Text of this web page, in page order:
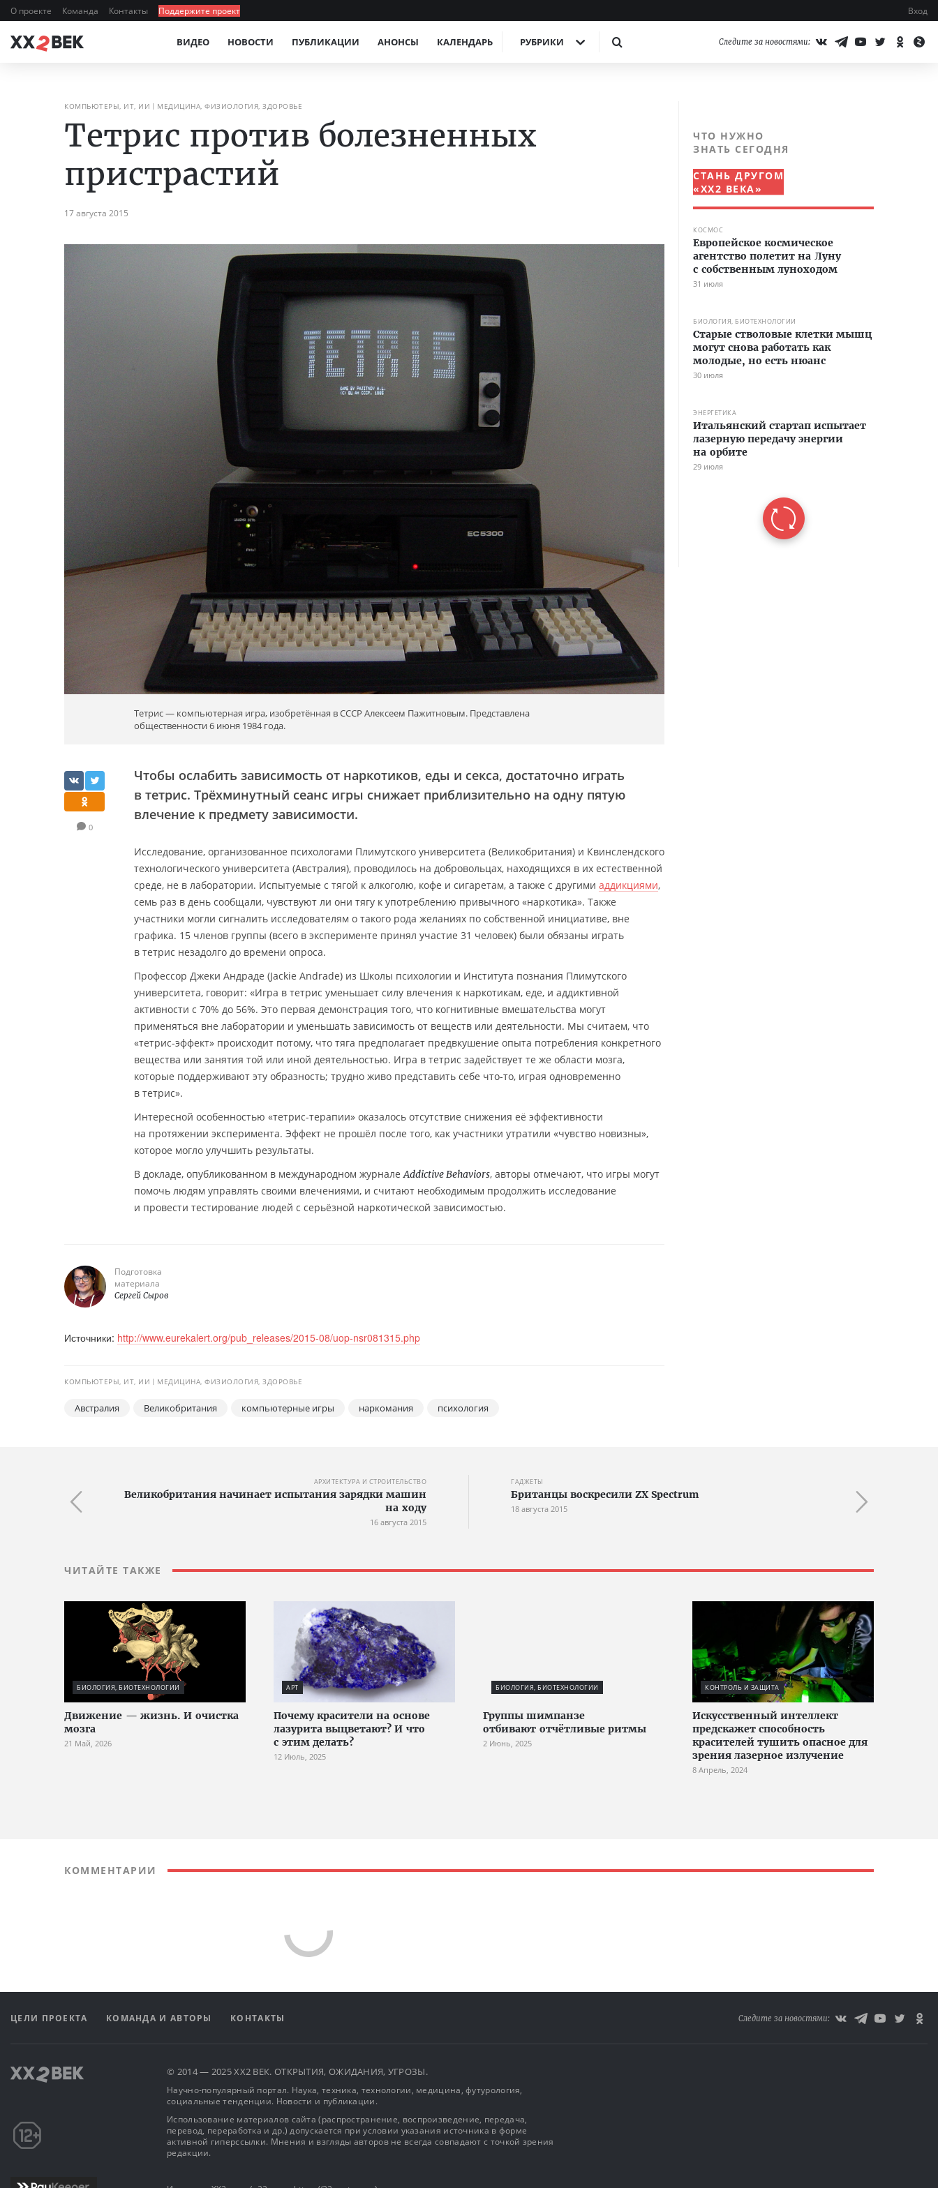
О проекте Команда Контакты Поддержите проект Вход
ВИДЕО НОВОСТИ ПУБЛИКАЦИИ АНОНСЫ КАЛЕНДАРЬ РУБРИКИ Следите за новостями:
КОМПЬЮТЕРЫ, ИТ, ИИ МЕДИЦИНА, ФИЗИОЛОГИЯ, ЗДОРОВЬЕ
Тетрис против болезненных
пристрастий
17 августа 2015
Тетрис — компьютерная игра, изобретённая в СССР Алексеем Пажитновым. Представлена
общественности 6 июня 1984 года.
0
Чтобы ослабить зависимость от наркотиков, еды и секса, достаточно играть
в тетрис. Трёхминутный сеанс игры снижает приблизительно на одну пятую
влечение к предмету зависимости.
Исследование, организованное психологами Плимутского университета (Великобритания) и Квинслендского
технологического университета (Австралия), проводилось на добровольцах, находящихся в их естественной
среде, не в лаборатории. Испытуемые с тягой к алкоголю, кофе и сигаретам, а также с другими аддикциями,
семь раз в день сообщали, чувствуют ли они тягу к употреблению привычного «наркотика». Также
участники могли сигналить исследователям о такого рода желаниях по собственной инициативе, вне
графика. 15 членов группы (всего в эксперименте принял участие 31 человек) были обязаны играть
в тетрис незадолго до времени опроса.
Профессор Джеки Андраде (Jackie Andrade) из Школы психологии и Института познания Плимутского
университета, говорит: «Игра в тетрис уменьшает силу влечения к наркотикам, еде, и аддиктивной
активности с 70% до 56%. Это первая демонстрация того, что когнитивные вмешательства могут
применяться вне лаборатории и уменьшать зависимость от веществ или деятельности. Мы считаем, что
«тетрис-эффект» происходит потому, что тяга предполагает предвкушение опыта потребления конкретного
вещества или занятия той или иной деятельностью. Игра в тетрис задействует те же области мозга,
которые поддерживают эту образность; трудно живо представить себе что-то, играя одновременно
в тетрис».
Интересной особенностью «тетрис-терапии» оказалось отсутствие снижения её эффективности
на протяжении эксперимента. Эффект не прошёл после того, как участники утратили «чувство новизны»,
которое могло улучшить результаты.
В докладе, опубликованном в международном журналеAddictive Behaviors, авторы отмечают, что игры могут
помочь людям управлять своими влечениями, и считают необходимым продолжить исследование
и провести тестирование людей с серьёзной наркотической зависимостью.
Подготовка
материала
Сергей Сыров
Источники: http://www.eurekalert.org/pub_releases/2015-08/uop-nsr081315.php
КОМПЬЮТЕРЫ, ИТ, ИИ МЕДИЦИНА, ФИЗИОЛОГИЯ, ЗДОРОВЬЕ
Австралия Великобритания компьютерные игры наркомания психология
ЧТО НУЖНО
ЗНАТЬ СЕГОДНЯ
СТАНЬ ДРУГОМ
«XX2 ВЕКА»
КОСМОС
Европейское космическое
агентство полетит на Луну
с собственным луноходом
31 июля
БИОЛОГИЯ, БИОТЕХНОЛОГИИ
Старые стволовые клетки мышц
могут снова работать как
молодые, но есть нюанс
30 июля
ЭНЕРГЕТИКА
Итальянский стартап испытает
лазерную передачу энергии
на орбите
29 июля
АРХИТЕКТУРА И СТРОИТЕЛЬСТВО
Великобритания начинает испытания зарядки машин
на ходу
16 августа 2015
ГАДЖЕТЫ
Британцы воскресили ZX Spectrum
18 августа 2015
ЧИТАЙТЕ ТАКЖЕ
БИОЛОГИЯ, БИОТЕХНОЛОГИИ
Движение — жизнь. И очистка
мозга
21 Май, 2026
АРТ
Почему красители на основе
лазурита выцветают? И что
с этим делать?
12 Июль, 2025
БИОЛОГИЯ, БИОТЕХНОЛОГИИ
Группы шимпанзе
отбивают отчётливые ритмы
2 Июнь, 2025
КОНТРОЛЬ И ЗАЩИТА
Искусственный интеллект
предскажет способность
красителей тушить опасное для
зрения лазерное излучение
8 Апрель, 2024
КОММЕНТАРИИ
Научно-популярный портал. Наука, техника, технологии, медицина, футурология,
социальные тенденции. Новости и публикации.
Использование материалов сайта (распространение, воспроизведение, передача,
перевод, переработка и др.) допускается при условии указания источника в форме
активной гиперссылки. Мнения и взгляды авторов не всегда совпадают с точкой зрения
редакции.